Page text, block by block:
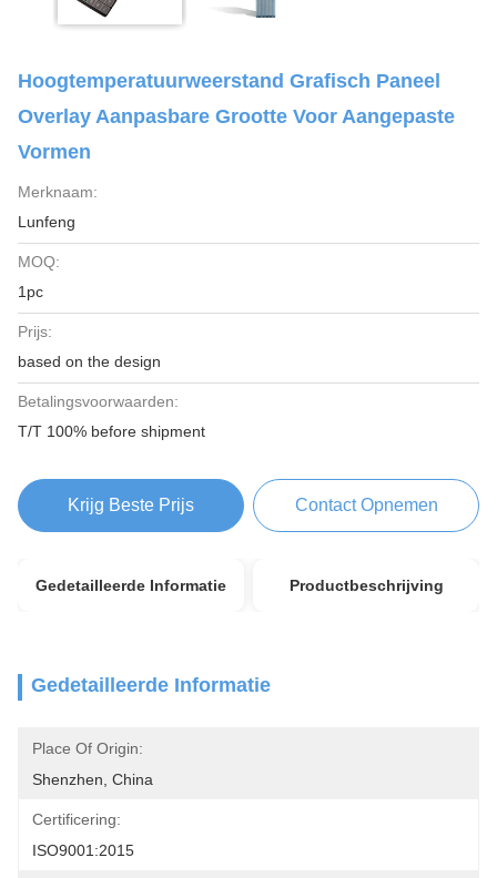
Hoogtemperatuurweerstand Grafisch Paneel
Overlay Aanpasbare Grootte Voor Aangepaste
Vormen
Merknaam:
Lunfeng
MOQ:
1pc
Prijs:
based on the design
Betalingsvoorwaarden:
T/T 100% before shipment
Krijg Beste Prijs Contact Opnemen
Gedetailleerde Informatie Productbeschrijving
Gedetailleerde Informatie
Place Of Origin:
Shenzhen, China
Certificering:
ISO9001:2015